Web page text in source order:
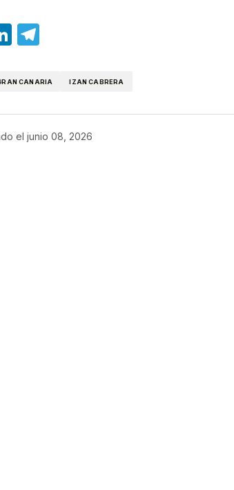
LinkedIn
CANARIA IZAN CABRERA
el junio 08, 2026